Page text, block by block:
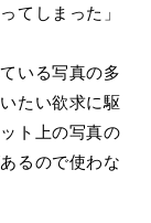
てしまった」
いる写真の多
たい欲求に駆
ト上の写真の
るので使わな